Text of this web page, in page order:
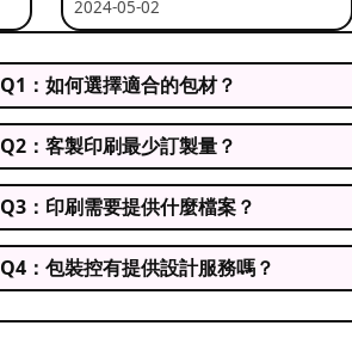
2024-05-02
Q1：如何選擇適合的包材？
Q2：客製印刷最少訂製量？
Q3：印刷需要提供什麼檔案？
Q4：包裝控有提供設計服務嗎？